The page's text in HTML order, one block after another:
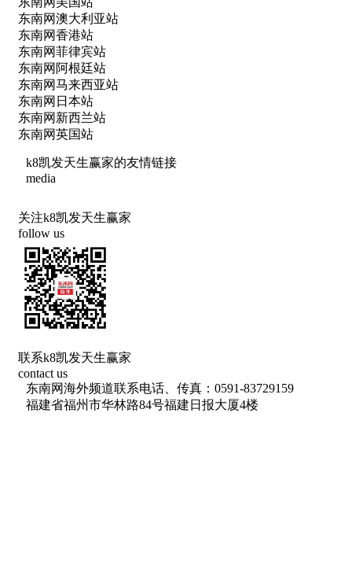
东南网澳大利亚站
东南网香港站
东南网菲律宾站
东南网阿根廷站
东南网马来西亚站
东南网日本站
东南网新西兰站
东南网英国站
k8凯发天生赢家的友情链接
media
关注k8凯发天生赢家
follow us
联系k8凯发天生赢家
contact us
东南网海外频道联系电话、传真：0591-83729159
福建省福州市华林路84号福建日报大厦4楼